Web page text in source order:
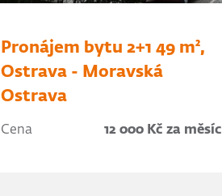
Pronájem bytu 2+1 49 m²,
Ostrava - Moravská
Ostrava
Cena 12 000 Kč za měsíc